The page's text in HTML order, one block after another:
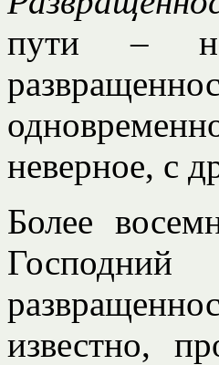
пути – не
неверное, с
Более
известно,